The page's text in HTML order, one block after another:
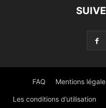
FAQ Mentions
Les conditions d’utilisation